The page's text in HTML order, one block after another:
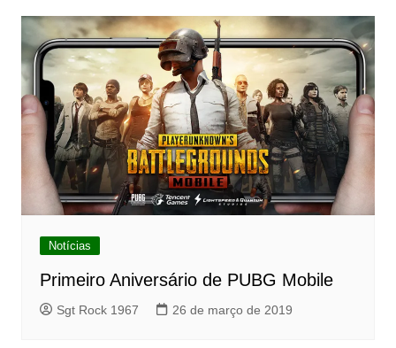
Notícias
Primeiro Aniversário de PUBG Mobile
Sgt Rock 1967 26 de março de 2019